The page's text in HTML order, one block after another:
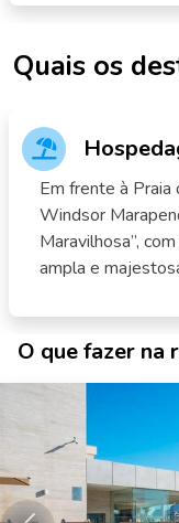
Quais os
Em frente à Praia
Windsor
Maravilhosa”,
ampla e
O que fazer na